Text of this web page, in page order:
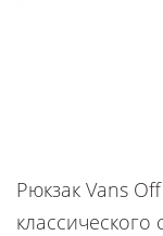
Рюкзак Vans
классического